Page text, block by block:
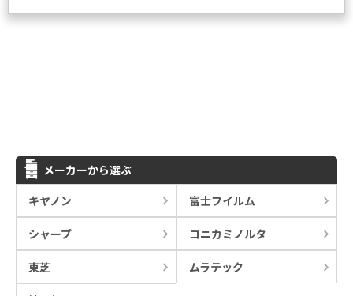
メーカーから選ぶ
キヤノン
富士フイルム
シャープ コニカミノルタ
東芝 ムラテック